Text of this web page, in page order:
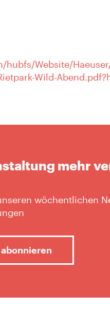
hubfs/Website/
Wild-
mehr
wöchentlichen